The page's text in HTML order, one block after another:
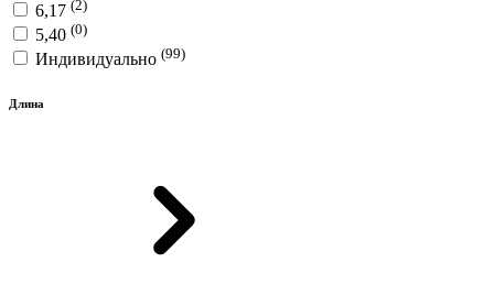
6,17 (2)
5,40 (0)
Индивидуально (99)
Длина